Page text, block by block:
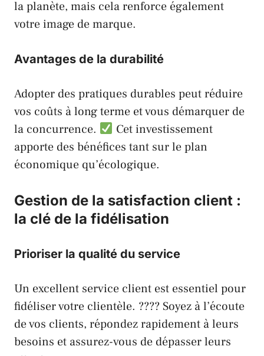
la planète, mais cela renforce également
votre image de marque.
Avantages de la durabilité
Adopter des pratiques durables peut réduire
vos coûts à long terme et vous démarquer de
la concurrence.
Cet investissement
apporte des bénéfices tant sur le plan
économique qu’écologique.
Gestion de la satisfaction client :
la clé de la fidélisation
Prioriser la qualité du service
Un excellent service client est essentiel pour
fidéliser votre clientèle. ???? Soyez à l’écoute
de vos clients, répondez rapidement à leurs
besoins et assurez-vous de dépasser leurs